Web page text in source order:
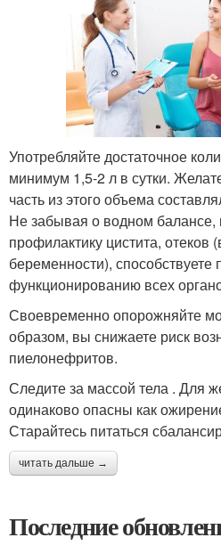
Употребляйте достаточное
минимум 1,5-2 л в сутки.
часть из этого объема
Не забывая о водном балансе,
профилактику цистита, отеков
беременности), способствуете
функционированию всех
Своевременно опорожняйте
образом, вы снижаете риск
пиелонефритов.
Следите за массой тела . Для
одинаково опасны как
Старайтесь питаться
читать дальше →
Последние